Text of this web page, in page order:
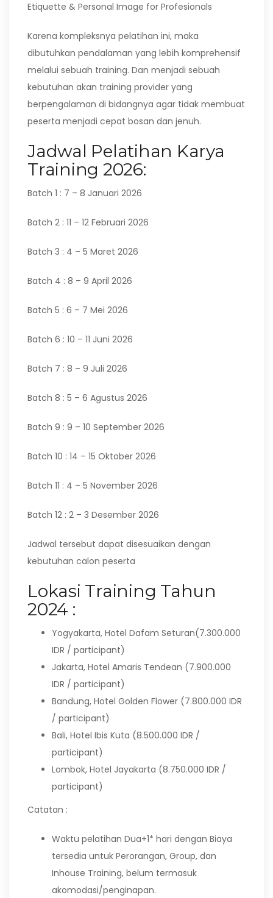
Etiquette & Personal Image for Profesionals
Karena kompleksnya pelatihan ini, maka
dibutuhkan pendalaman yang lebih komprehensif
melalui sebuah training. Dan menjadi sebuah
kebutuhan akan training provider yang
berpengalaman di bidangnya agar tidak membuat
peserta menjadi cepat bosan dan jenuh.
Jadwal Pelatihan Karya
Training 2026:
Batch 1 : 7 – 8 Januari 2026
Batch 2 : 11 – 12 Februari 2026
Batch 3 : 4 – 5 Maret 2026
Batch 4 : 8 – 9 April 2026
Batch 5 : 6 – 7 Mei 2026
Batch 6 : 10 – 11 Juni 2026
Batch 7 : 8 – 9 Juli 2026
Batch 8 : 5 – 6 Agustus 2026
Batch 9 : 9 – 10 September 2026
Batch 10 : 14 – 15 Oktober 2026
Batch 11 : 4 – 5 November 2026
Batch 12 : 2 – 3 Desember 2026
Jadwal tersebut dapat disesuaikan dengan
kebutuhan calon peserta
Lokasi Training Tahun
2024 :
Yogyakarta, Hotel Dafam Seturan(7.300.000
IDR / participant)
Jakarta, Hotel Amaris Tendean (7.900.000
IDR / participant)
Bandung, Hotel Golden Flower (7.800.000 IDR
/ participant)
Bali, Hotel Ibis Kuta (8.500.000 IDR /
participant)
Lombok, Hotel Jayakarta (8.750.000 IDR /
participant)
Catatan :
Waktu pelatihan Dua+1* hari dengan Biaya
tersedia untuk Perorangan, Group, dan
Inhouse Training, belum termasuk
akomodasi/penginapan.